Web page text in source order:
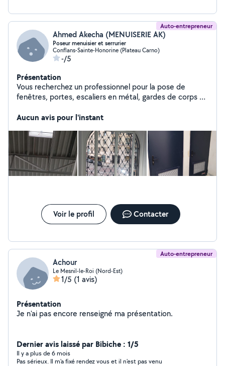
Auto-entrepreneur
Ahmed Akecha (MENUISERIE AK)
Poseur menuisier et serrurier
Conflans-Sainte-Honorine (Plateau Carno)
-/5
Présentation
Vous recherchez un professionnel pour la pose de
fenêtres, portes, escaliers en métal, gardes de corps et
installation de tous types de menuiseries Travail soigné
Aucun avis pour l'instant
Voir le profil Contacter
Auto-entrepreneur
Achour
Le Mesnil-le-Roi (Nord-Est)
1/5 (1 avis)
Présentation
Je n'ai pas encore renseigné ma présentation.
Dernier avis laissé par Bibiche : 1/5
Il y a plus de 6 mois
Pas sérieux. Il m'a fixé rendez vous et il n'est pas venu